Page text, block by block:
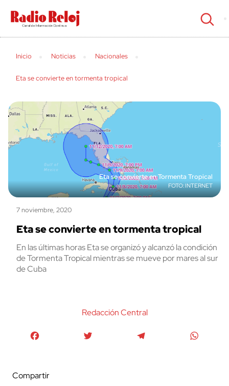
cerrar
Inicio Noticias Nacionales
Eta se convierte en tormenta tropical
Eta se convierte en Tormenta Tropical
INTERNET
7 noviembre, 2020
Eta se convierte en tormenta tropical
En las últimas horas Eta se organizó y alcanzó la condición
de Tormenta Tropical mientras se mueve por mares al sur
de Cuba
Redacción Central
Compartir